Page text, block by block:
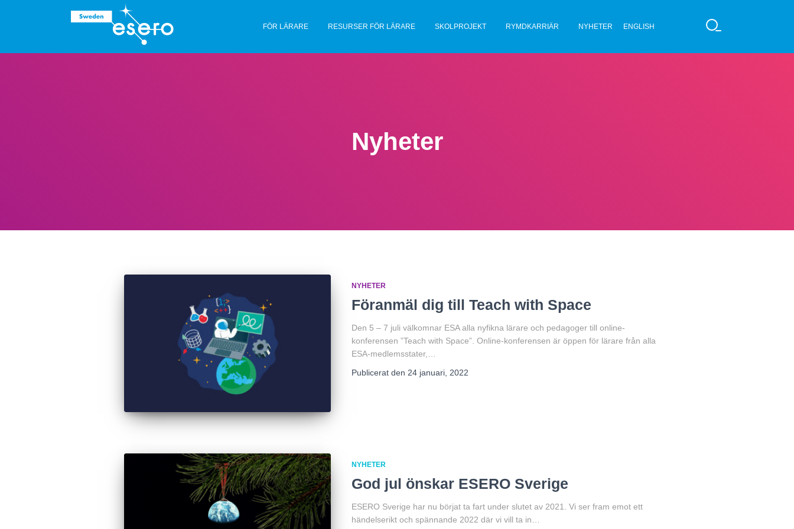
FÖR LÄRARE RESURSER FÖR LÄRARE SKOLPROJEKT RYMDKARRIÄR NYHETER ENGLISH
S
Nyheter
NYHETER
Föranmäl dig till Teach with Space
Den 5 – 7 juli välkomnar ESA alla nyfikna lärare och pedagoger till online-
konferensen ”Teach with Space”. Online-konferensen är öppen för lärare från alla
ESA-medlemsstater,…
Publicerat den 24 januari, 2022
NYHETER
God jul önskar ESERO Sverige
ESERO Sverige har nu börjat ta fart under slutet av 2021. Vi ser fram emot ett
händelserikt och spännande 2022 där vi vill ta in…